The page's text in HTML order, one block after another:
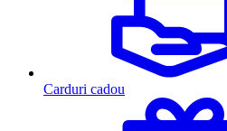
Carduri cadou